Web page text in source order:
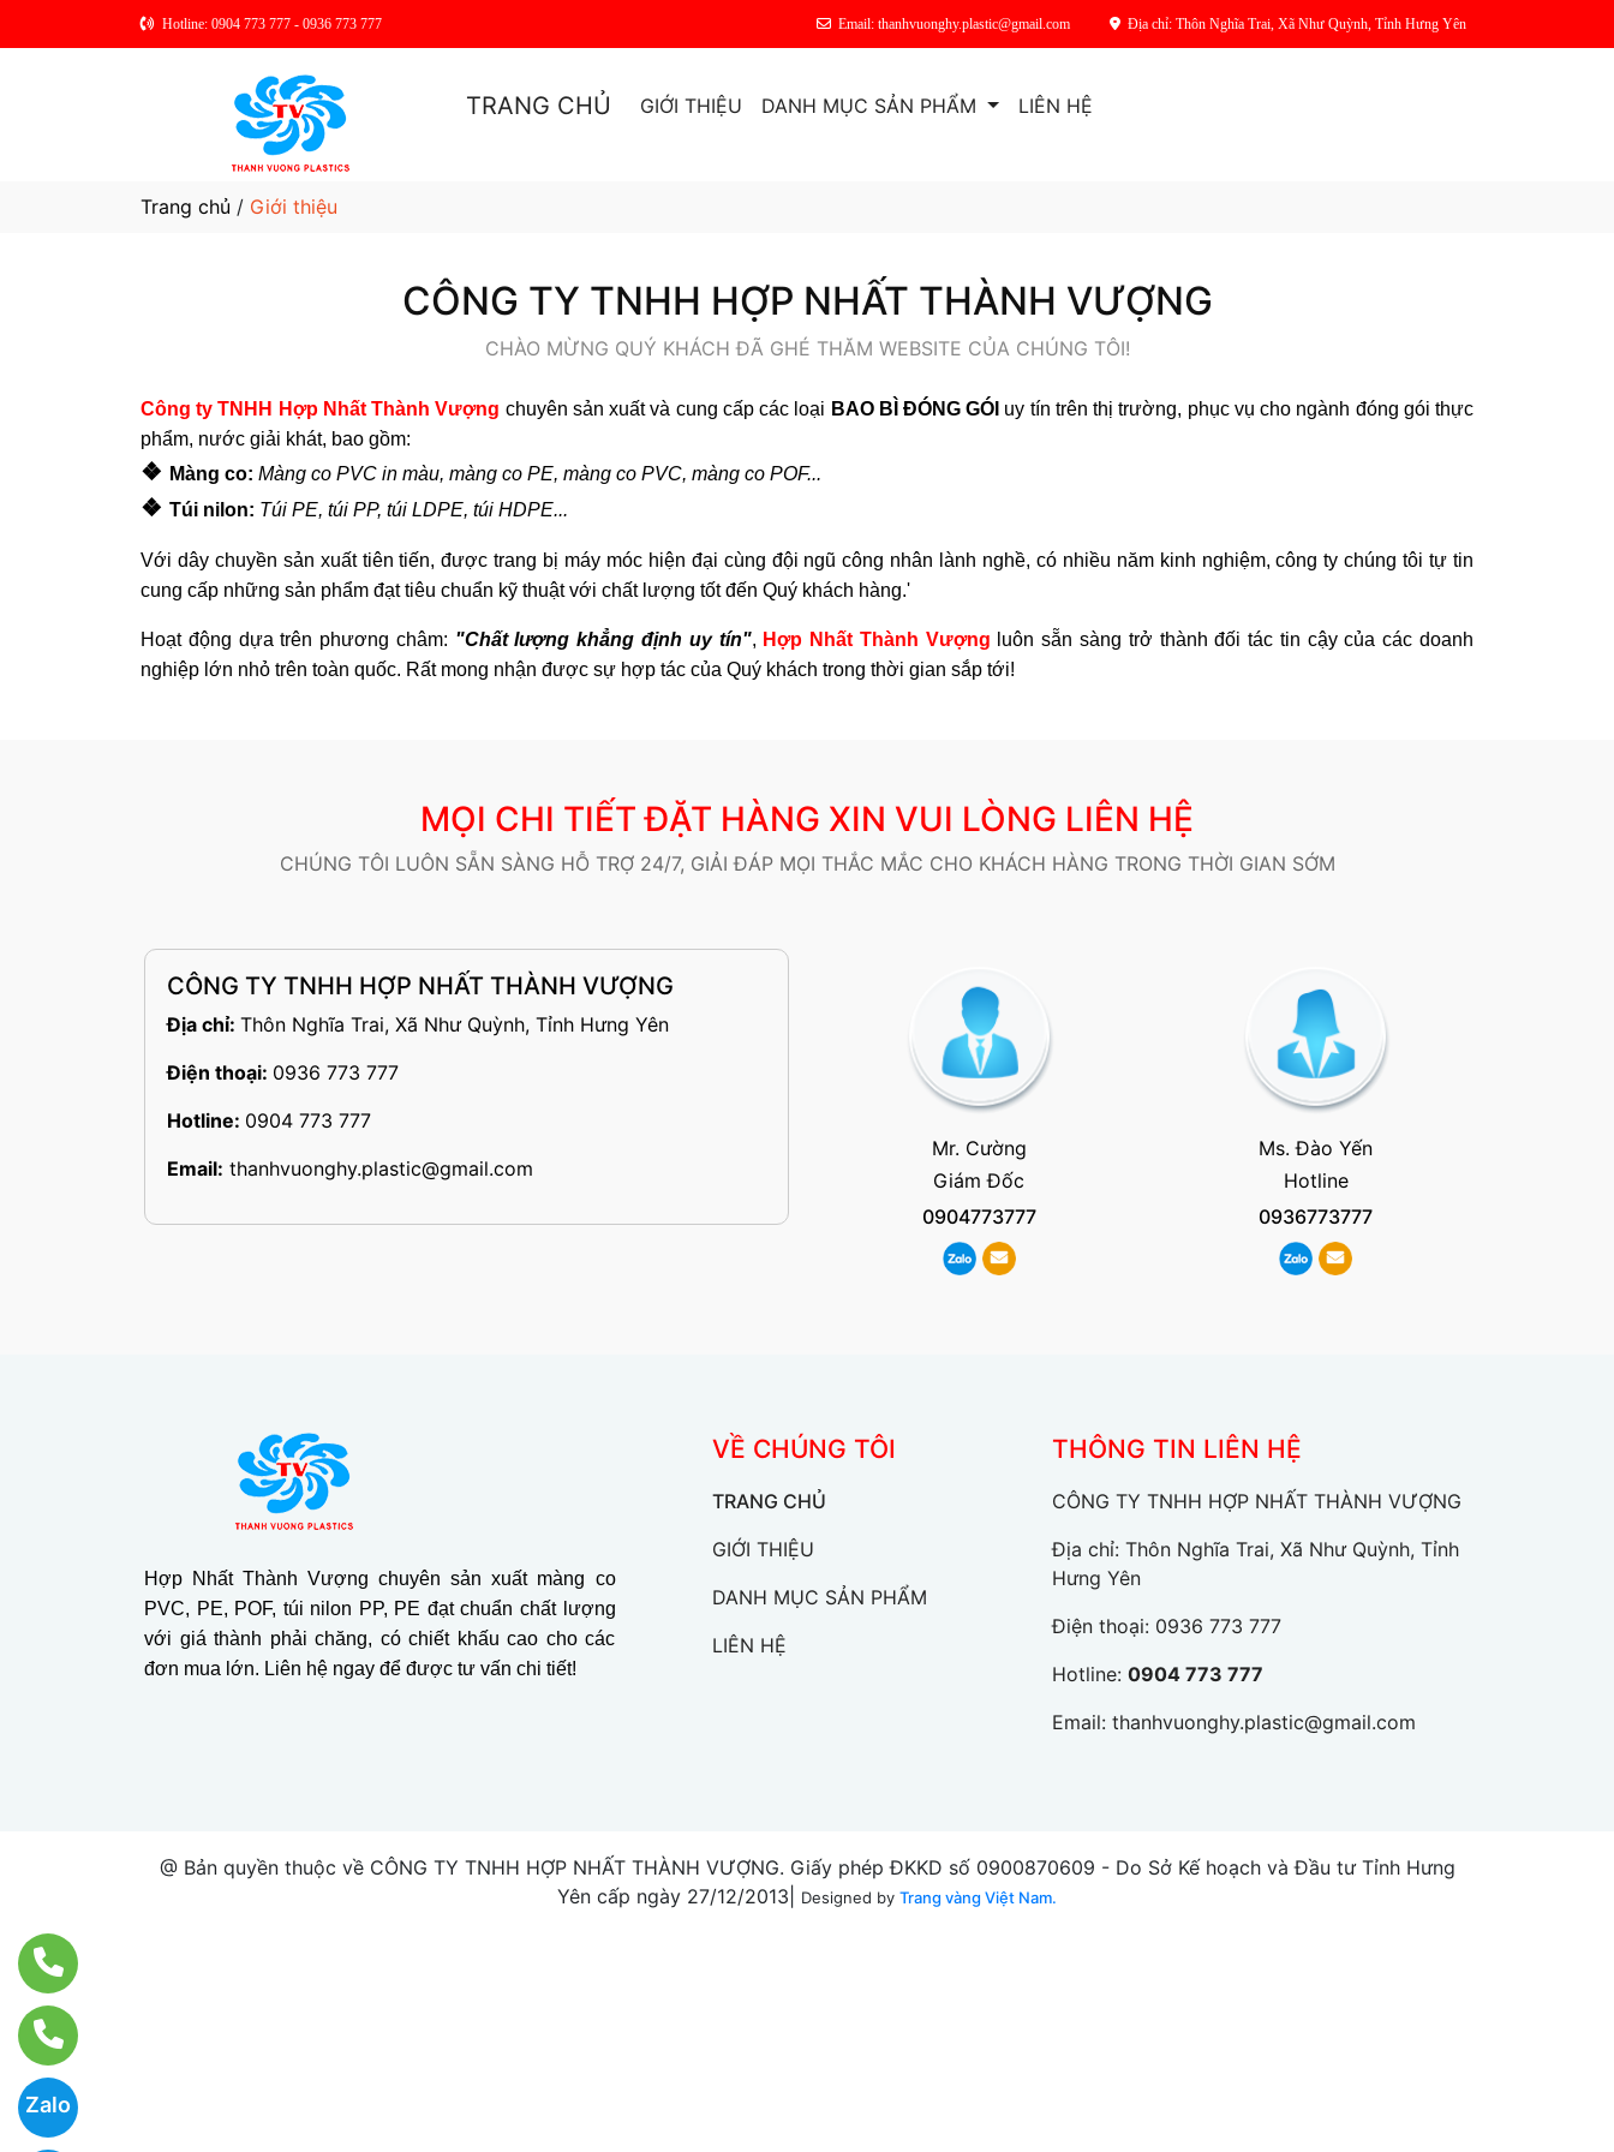
Zalo
Hotline: 0904 773 777 - 0936 773 777 Email: thanhvuonghy.plastic@gmail.com Địa chỉ: Thôn Nghĩa Trai, Xã Như Quỳnh, Tỉnh Hưng Yên
TRANG CHỦ GIỚI THIỆU DANH MỤC SẢN PHẨM LIÊN HỆ
Trang chủ / Giới thiệu
CÔNG TY TNHH HỢP NHẤT THÀNH VƯỢNG
CHÀO MỪNG QUÝ KHÁCH ĐÃ GHÉ THĂM WEBSITE CỦA CHÚNG TÔI!
Công ty TNHH Hợp Nhất Thành Vượng chuyên sản xuất và cung cấp các loại BAO BÌ ĐÓNG GÓI uy tín trên thị trường, phục vụ cho ngành đóng gói thực
phẩm, nước giải khát, bao gồm:
❖ Màng co: Màng co PVC in màu, màng co PE, màng co PVC, màng co POF...
❖ Túi nilon: Túi PE, túi PP, túi LDPE, túi HDPE...
Với dây chuyền sản xuất tiên tiến, được trang bị máy móc hiện đại cùng đội ngũ công nhân lành nghề, có nhiều năm kinh nghiệm, công ty chúng tôi tự tin
cung cấp những sản phẩm đạt tiêu chuẩn kỹ thuật với chất lượng tốt đến Quý khách hàng.'
Hoạt động dựa trên phương châm: "Chất lượng khẳng định uy tín", Hợp Nhất Thành Vượng luôn sẵn sàng trở thành đối tác tin cậy của các doanh
nghiệp lớn nhỏ trên toàn quốc. Rất mong nhận được sự hợp tác của Quý khách trong thời gian sắp tới!
MỌI CHI TIẾT ĐẶT HÀNG XIN VUI LÒNG LIÊN HỆ
CHÚNG TÔI LUÔN SẴN SÀNG HỖ TRỢ 24/7, GIẢI ĐÁP MỌI THẮC MẮC CHO KHÁCH HÀNG TRONG THỜI GIAN SỚM
CÔNG TY TNHH HỢP NHẤT THÀNH VƯỢNG
Địa chỉ: Thôn Nghĩa Trai, Xã Như Quỳnh, Tỉnh Hưng Yên
Điện thoại: 0936 773 777
Hotline: 0904 773 777
Email: thanhvuonghy.plastic@gmail.com
Mr. Cường
Giám Đốc
0904773777
Ms. Đào Yến
Hotline
0936773777
Hợp Nhất Thành Vượng chuyên sản xuất màng co
PVC, PE, POF, túi nilon PP, PE đạt chuẩn chất lượng
với giá thành phải chăng, có chiết khấu cao cho các
đơn mua lớn. Liên hệ ngay để được tư vấn chi tiết!
VỀ CHÚNG TÔI
TRANG CHỦ
GIỚI THIỆU
DANH MỤC SẢN PHẨM
LIÊN HỆ
THÔNG TIN LIÊN HỆ
CÔNG TY TNHH HỢP NHẤT THÀNH VƯỢNG
Địa chỉ: Thôn Nghĩa Trai, Xã Như Quỳnh, Tỉnh
Hưng Yên
Điện thoại: 0936 773 777
Hotline: 0904 773 777
Email: thanhvuonghy.plastic@gmail.com
@ Bản quyền thuộc về CÔNG TY TNHH HỢP NHẤT THÀNH VƯỢNG. Giấy phép ĐKKD số 0900870609 - Do Sở Kế hoạch và Đầu tư Tỉnh Hưng
Yên cấp ngày 27/12/2013|
Designed by Trang vàng Việt Nam.